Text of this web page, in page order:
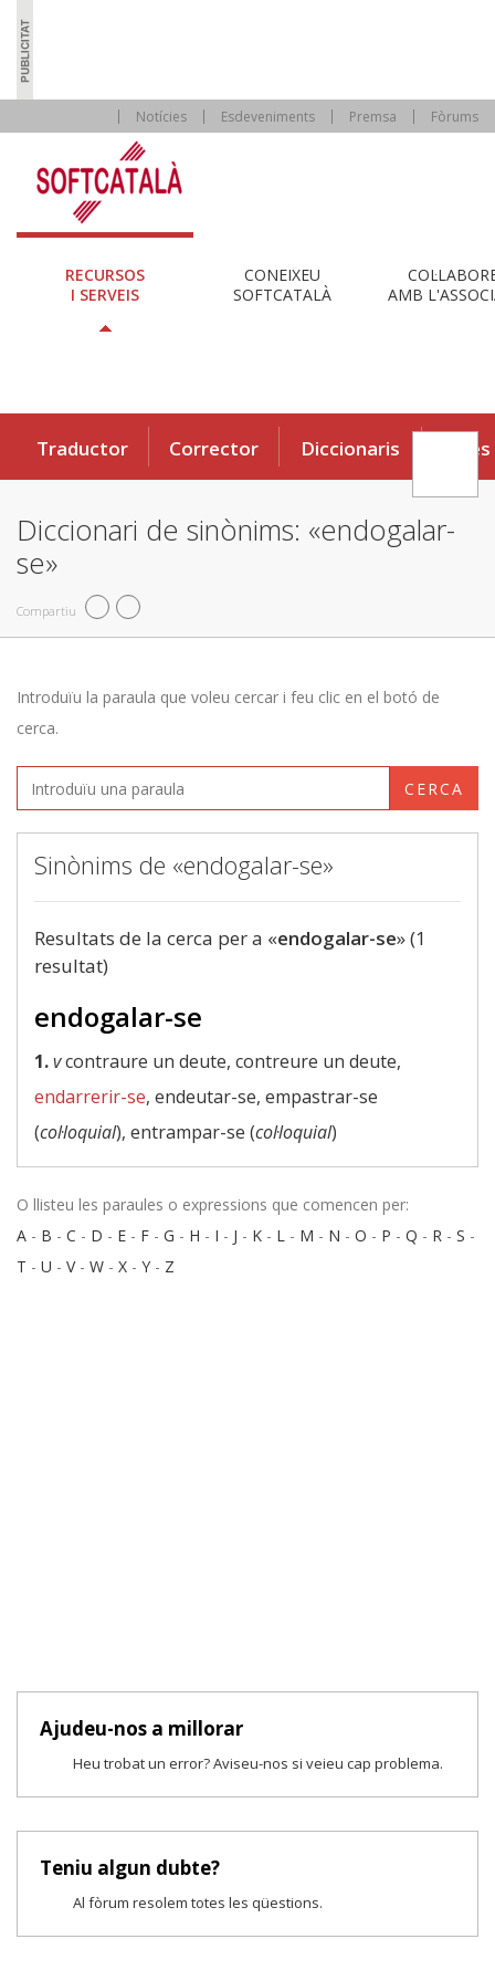
Notícies Esdeveniments Premsa Fòrums
RECURSOS
I SERVEIS
CONEIXEU
SOFTCATALÀ
AMB
Traductor Corrector Diccionaris Eines
Diccionari de sinònims: «endogalar-
se»
Compartiu
Introduïu la paraula que voleu cercar i feu clic en el botó de
cerca.
CERCA
Sinònims de «endogalar-se»
Resultats de la cerca per a «endogalar-se» (1
resultat)
endogalar-se
1.vcontraure un deute, contreure un deute,
endarrerir-se, endeutar-se, empastrar-se
(col·loquial), entrampar-se (col·loquial)
O llisteu les paraules o expressions que comencen per:
A - B - C - D - E - F - G - H - I - J - K - L - M - N - O - P - Q - R - S -
T - U - V- W - X - Y - Z
Ajudeu-nos a millorar
Heu trobat un error? Aviseu-nos si veieu cap problema.
Teniu algun dubte?
Al fòrum resolem totes les qüestions.